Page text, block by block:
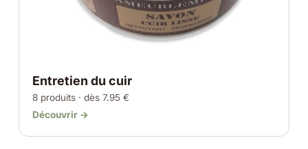
Entretien du cuir
8 produits · dès 7.95 €
Découvrir →